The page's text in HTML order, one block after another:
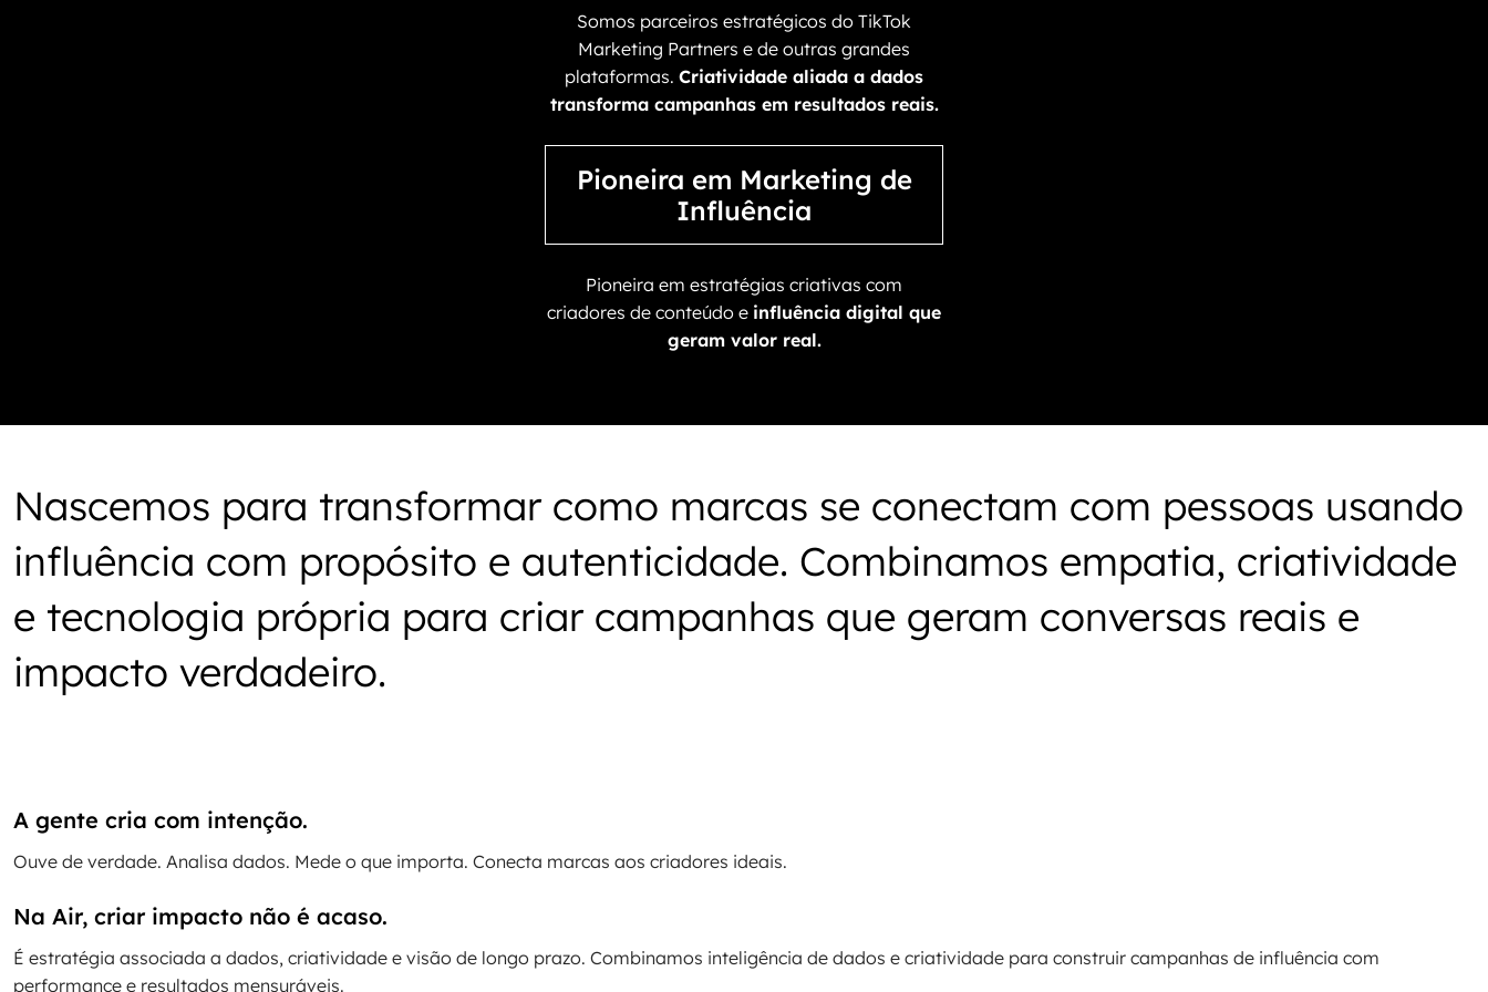
Somos parceiros estratégicos do TikTok
Marketing Partners e de outras grandes
plataformas. Criatividade aliada a dados
transforma campanhas em resultados reais.
Pioneira em Marketing de
Influência
Pioneira em estratégias criativas com
criadores de conteúdo e influência digital que
geram valor real.
Nascemos para transformar como marcas se conectam com pessoas usando
influência com propósito e autenticidade. Combinamos empatia, criatividade
e tecnologia própria para criar campanhas que geram conversas reais e
impacto verdadeiro.
A gente cria com intenção.
Ouve de verdade. Analisa dados. Mede o que importa. Conecta marcas aos criadores ideais.
Na Air, criar impacto não é acaso.
É estratégia associada a dados, criatividade e visão de longo prazo. Combinamos inteligência de dados e criatividade para construir campanhas de influência com
performance e resultados mensuráveis.